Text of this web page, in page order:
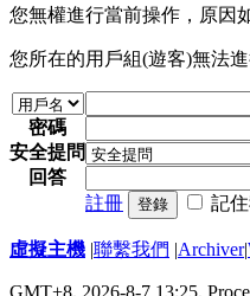
您無權進行當前操作，原因
您所在的用戶組(遊客)無法進
密碼
安全提問
回答
註冊
登錄 記
虛擬主機 |聯繫我們 |Archiver|